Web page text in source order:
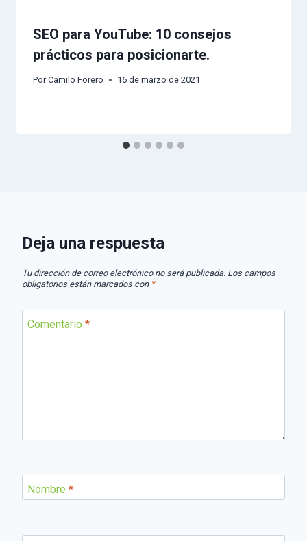
SEO para YouTube: 10 consejos
prácticos para posicionarte.
Por Camilo Forero 16 de marzo de 2021
Deja una respuesta
Tu dirección de correo electrónico no será publicada. Los campos
obligatorios están marcados con *
Comentario *
Nombre *